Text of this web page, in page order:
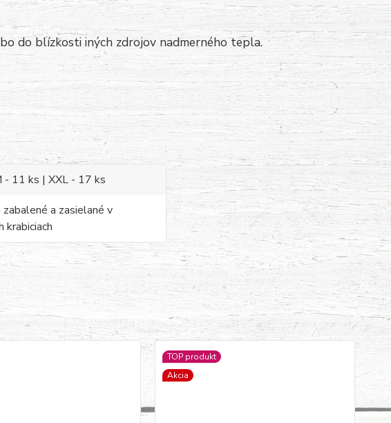
do blízkosti iných zdrojov nadmerného tepla.
- 11 ks | XXL - 17 ks
a zasielané v
krabiciach
TOP produkt
Akcia